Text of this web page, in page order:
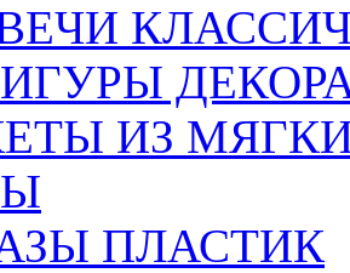
ИЗ
ПЛАСТИК